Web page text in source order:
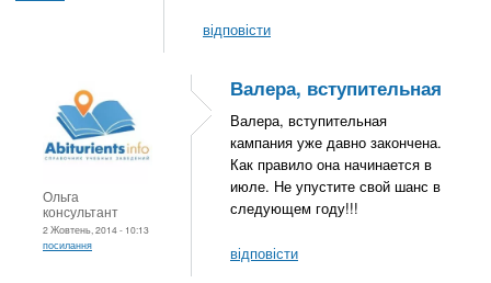
відповісти
Ольга
консультант
2 Жовтень, 2014 - 10:13
посилання
Валера, вступительная
Валера, вступительная
кампания уже давно закончена.
Как правило она начинается в
июле. Не упустите свой шанс в
следующем году!!!
відповісти